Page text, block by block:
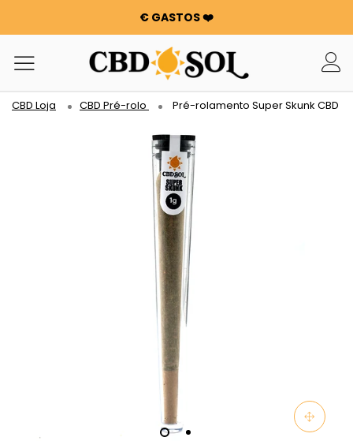
€ GASTOS ❤️
WATERMELON CBD A PARTIR DE 0,30 €/g 🍉 !
OS PEDIDOS SÃO DUPLICADOS ✨
100 G DE FLORES OU RESINAS OFERECIDAS POR CADA 100
€ GASTOS ❤️
WATERMELON CBD A PARTIR DE 0,30 €/g 🍉 !
OS PEDIDOS SÃO DUPLICADOS ✨
100 G DE FLORES OU RESINAS OFERECIDAS POR CADA 100
€ GASTOS ❤️
CBD Loja CBD Pré-rolo Pré-rolamento Super Skunk CBD